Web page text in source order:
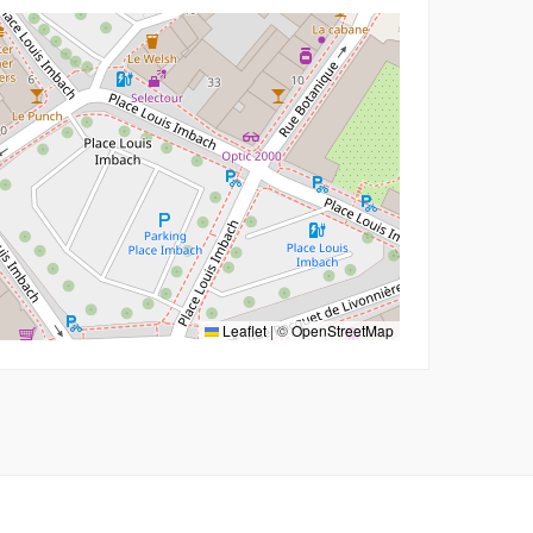
Leaflet|©OpenStreetMap